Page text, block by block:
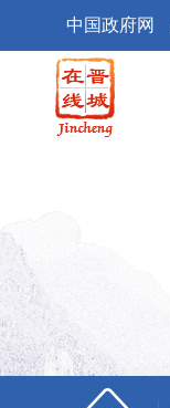
中国政府网